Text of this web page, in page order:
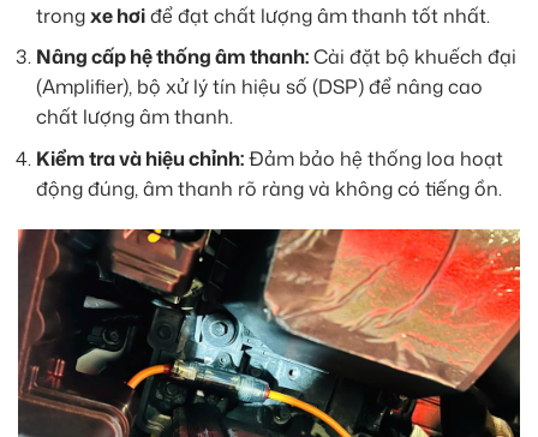
trongxe hơiđể đạt chất lượng âm thanh tốt nhất.
Nâng cấp hệ thống âm thanh:Cài đặt bộ khuếch đại
(Amplifier), bộ xử lý tín hiệu số (DSP) để nâng cao
chất lượng âm thanh.
Kiểm tra và hiệu chỉnh:Đảm bảo hệ thống loa hoạt
động đúng, âm thanh rõ ràng và không có tiếng ồn.